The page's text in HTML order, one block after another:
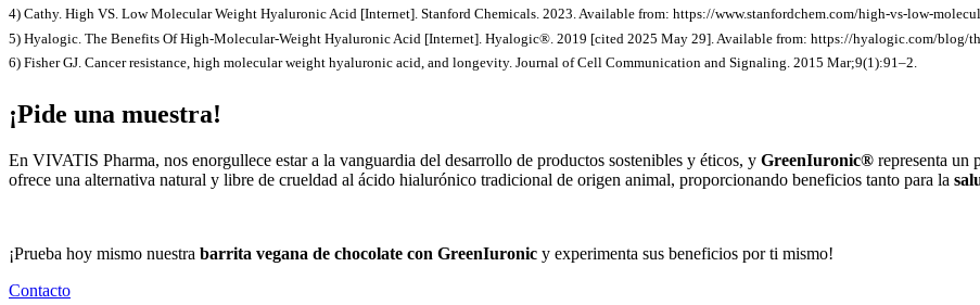
4) Cathy. High VS. Low Molecular Weight Hyaluronic Acid [Internet]. Stanford Chemicals. 2023. Available from: https://www.stanfordchem.com/high-vs-low-
5) Hyalogic. The Benefits Of High-Molecular-Weight Hyaluronic Acid [Internet]. Hyalogic®. 2019 [cited 2025 May 29]. Available from: https://hyalogic.com/blog/
6) Fisher GJ. Cancer resistance, high molecular weight hyaluronic acid, and longevity. Journal of Cell Communication and Signaling. 2015 Mar;9(1):91–2.
¡Pide una muestra!
En VIVATIS Pharma, nos enorgullece estar a la vanguardia del desarrollo de productos sostenibles y éticos, y GreenIuronic® representa un
ofrece una alternativa natural y libre de crueldad al ácido hialurónico tradicional de origen animal, proporcionando beneficios tanto para la
¡Prueba hoy mismo nuestra barrita vegana de chocolate con GreenIuronic y experimenta sus beneficios por ti mismo!
Contacto